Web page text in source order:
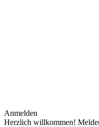
Anmelden
Herzlich willkommen!